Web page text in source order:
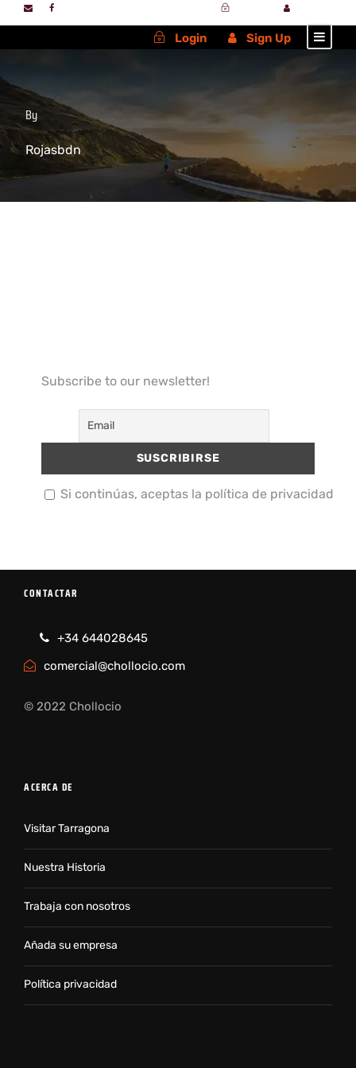
Login Sign Up
By
Rojasbdn
Subscribe to our newsletter!
Si continúas, aceptas la política de privacidad
CONTACTAR
+34 644028645
comercial@chollocio.com
© 2022 Chollocio
ACERCA DE
Visitar Tarragona
Nuestra Historia
Trabaja con nosotros
Añada su empresa
Política privacidad